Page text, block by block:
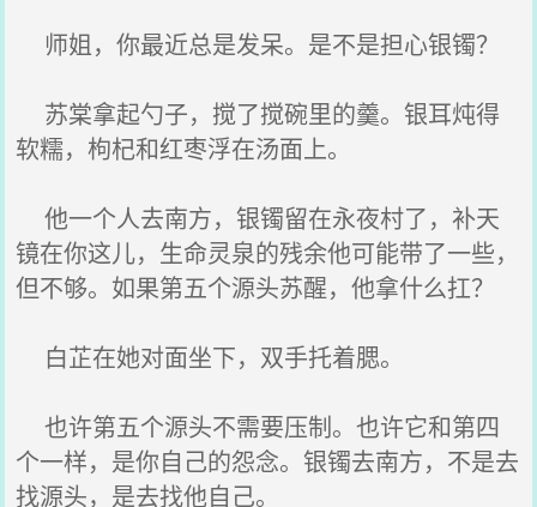
师姐，你最近总是发呆。是不是担心银镯？
苏棠拿起勺子，搅了搅碗里的羹。银耳炖得
软糯，枸杞和红枣浮在汤面上。
他一个人去南方，银镯留在永夜村了，补天
镜在你这儿，生命灵泉的残余他可能带了一些，
但不够。如果第五个源头苏醒，他拿什么扛？
白芷在她对面坐下，双手托着腮。
也许第五个源头不需要压制。也许它和第四
个一样，是你自己的怨念。银镯去南方，不是去
找源头，是去找他自己。